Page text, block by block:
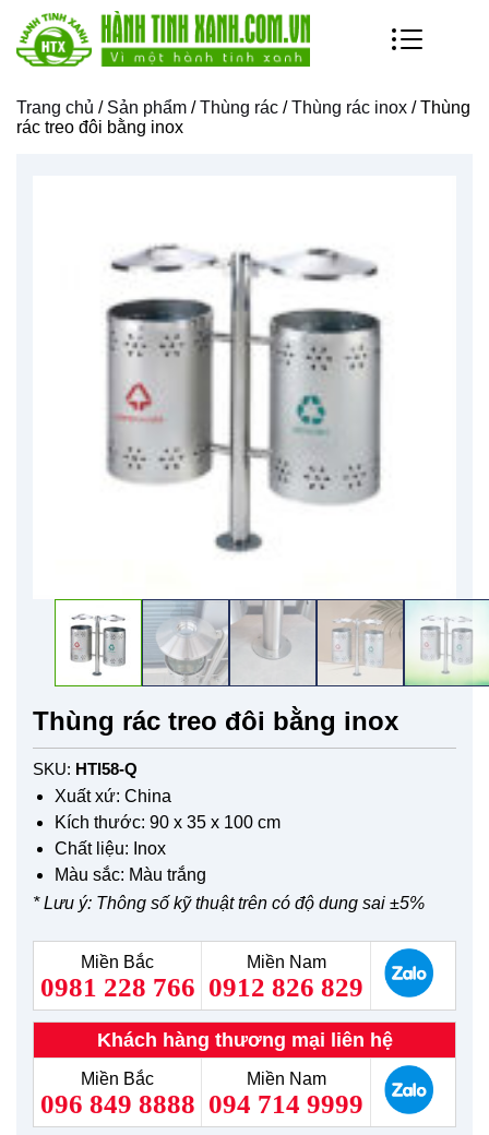
Trang chủ / Sản phẩm /Thùng rác /Thùng rác inox / Thùng
rác treo đôi bằng inox
Thùng rác treo đôi bằng inox
SKU: HTI58-Q
Xuất xứ: China
Kích thước: 90 x 35 x 100 cm
Chất liệu: Inox
Màu sắc: Màu trắng
* Lưu ý: Thông số kỹ thuật trên có độ dung sai ±5%
Miền Bắc
0981 228 766
Miền Nam
0912 826 829
Khách hàng thương mại liên hệ
Miền Bắc
096 849 8888
Miền Nam
094 714 9999